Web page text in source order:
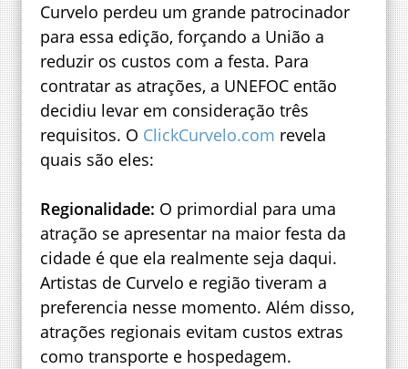
Curvelo perdeu um grande patrocinador
para essa edição, forçando a União a
reduzir os custos com a festa. Para
contratar as atrações, a UNEFOC então
decidiu levar em consideração três
requisitos. O ClickCurvelo.com revela
quais são eles:
Regionalidade: O primordial para uma
atração se apresentar na maior festa da
cidade é que ela realmente seja daqui.
Artistas de Curvelo e região tiveram a
preferencia nesse momento. Além disso,
atrações regionais evitam custos extras
como transporte e hospedagem.